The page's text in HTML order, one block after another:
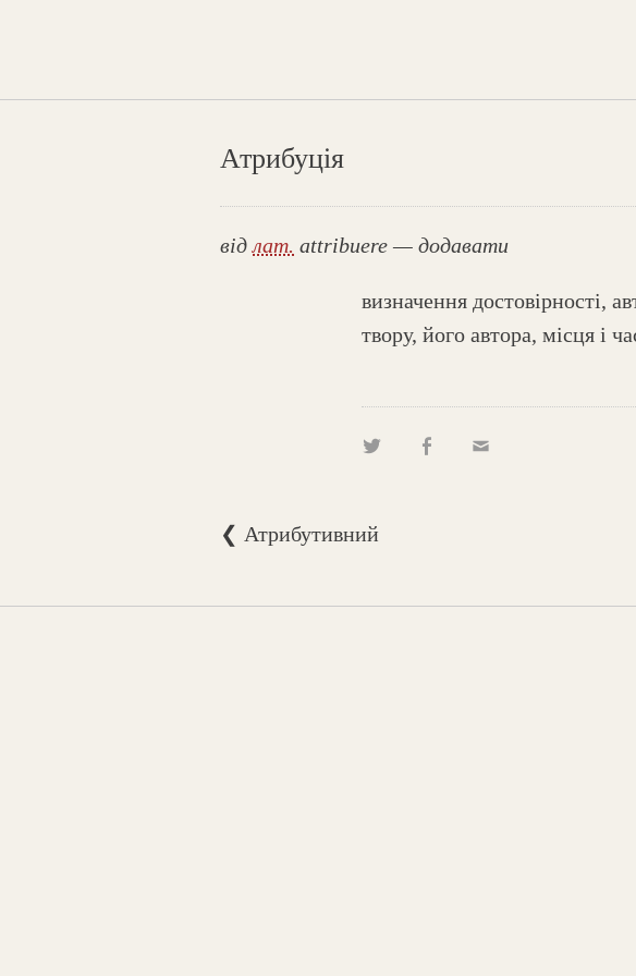
Атрибуція
відлат. attribuere — додавати
визначення достовірності,
твору, його автора, місця і
❮ Атрибутивний